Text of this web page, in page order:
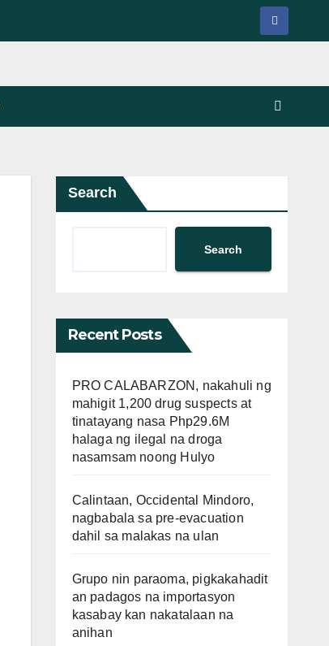
Search
Search
Recent Posts
PRO CALABARZON, nakahuli ng
mahigit 1,200 drug suspects at
tinatayang nasa Php29.6M
halaga ng ilegal na droga
nasamsam noong Hulyo
Calintaan, Occidental Mindoro,
nagbabala sa pre-evacuation
dahil sa malakas na ulan
Grupo nin paraoma, pigkakahadit
an padagos na importasyon
kasabay kan nakatalaan na
anihan